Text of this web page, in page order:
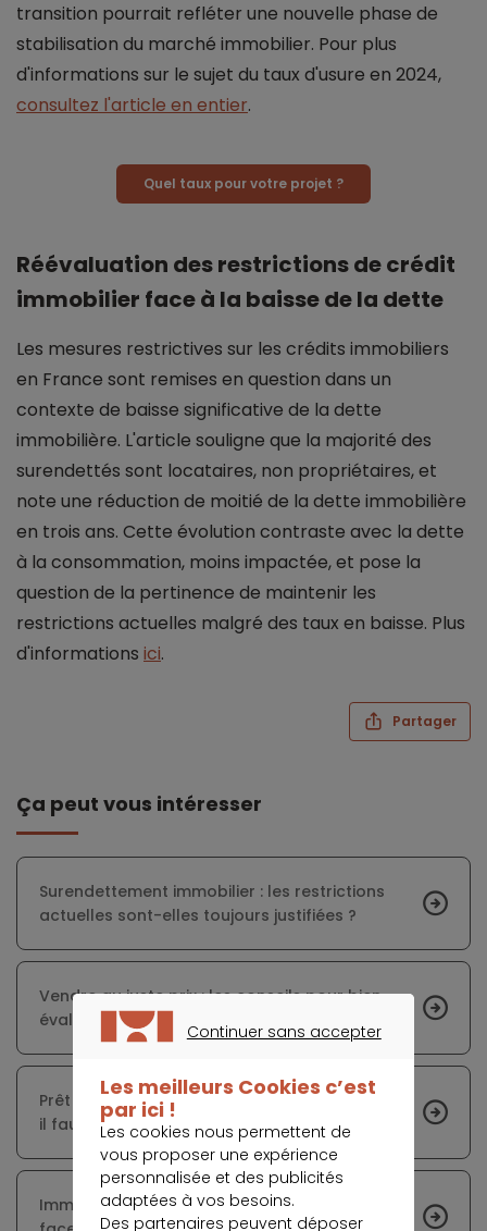
transition pourrait refléter une nouvelle phase de
stabilisation du marché immobilier. Pour plus
d'informations sur le sujet du taux d'usure en 2024,
consultez l'article en entier.
Quel taux pour votre projet ?
Réévaluation des restrictions de crédit
immobilier face à la baisse de la dette
Les mesures restrictives sur les crédits immobiliers
en France sont remises en question dans un
contexte de baisse significative de la dette
immobilière. L'article souligne que la majorité des
surendettés sont locataires, non propriétaires, et
note une réduction de moitié de la dette immobilière
en trois ans. Cette évolution contraste avec la dette
à la consommation, moins impactée, et pose la
question de la pertinence de maintenir les
restrictions actuelles malgré des taux en baisse. Plus
d'informations ici.
Partager
Ça peut vous intéresser
Surendettement immobilier : les restrictions
actuelles sont-elles toujours justifiées ?
Vendre au juste prix : les conseils pour bien
évaluer son bien immobilier
Prêt immobilier : pour profiter du nouveau PTZ,
il faudra être patient
Immobilier : les notaires dans la tourmente
Continuer sans accepter
Les meilleurs Cookies c’est
par ici !
Les cookies nous permettent de
vous proposer une expérience
personnalisée et des publicités
adaptées à vos besoins.
Des partenaires peuvent déposer